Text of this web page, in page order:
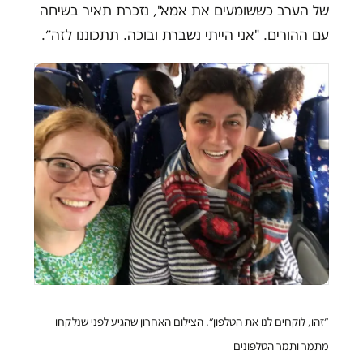
של הערב כששומעים את אמא", נזכרת תאיר בשיחה
עם ההורים. "אני הייתי נשברת ובוכה. תתכוננו לזה״.
״זהו, לוקחים לנו את הטלפון״. הצילום האחרון שהגיע לפני שנלקחו
מתמר ותמר הטלפונים